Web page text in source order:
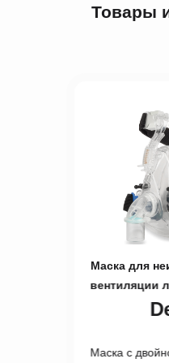
Товары
Маска для
вентиляции
Маска с